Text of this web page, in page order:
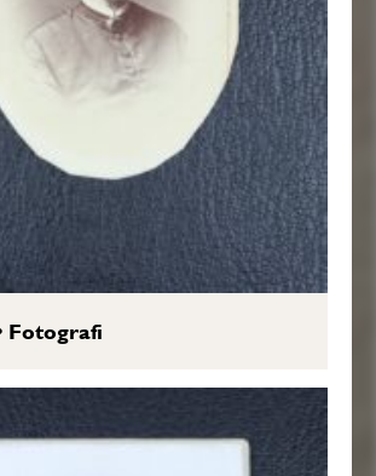
Fotografi